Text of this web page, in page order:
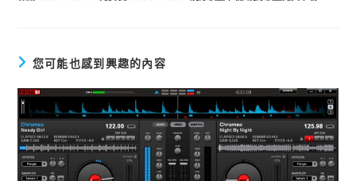
您可能也感到興趣的內容